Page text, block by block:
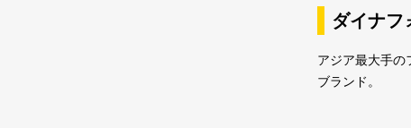
ダイナフ
アジア最大手の
ブランド。